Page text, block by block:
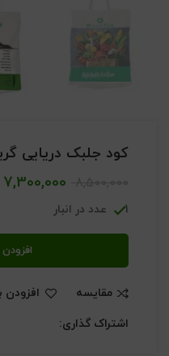
کود جلبک دریایی گرین پیک
7,300,000
1 عدد در انبار
مقایسه
افزودن
اشتراک گذاری: